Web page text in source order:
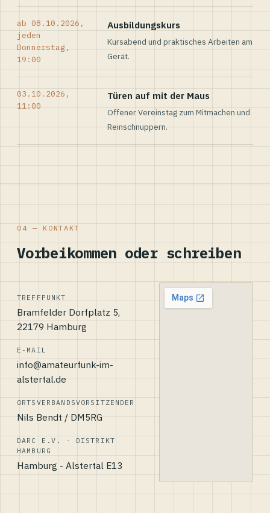
ab 08.10.2026,
jeden
Donnerstag,
19:00
Ausbildungskurs
Kursabend und praktisches Arbeiten am
Gerät.
03.10.2026,
11:00
Türen auf mit der Maus
Offener Vereinstag zum Mitmachen und
Reinschnuppern.
04 — KONTAKT
Vorbeikommen oder schreiben
TREFFPUNKT
Bramfelder Dorfplatz 5,
22179 Hamburg
E-MAIL
info@amateurfunk-im-
alstertal.de
ORTSVERBANDSVORSITZENDER
Nils Bendt / DM5RG
DARC E.V. - DISTRIKT
HAMBURG
Hamburg - Alstertal E13